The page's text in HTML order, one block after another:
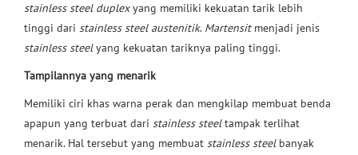
stainless steel duplexyang memiliki kekuatan tarik lebih
tinggi dari stainless steel austenitik. Martensitmenjadi jenis
stainless steelyang kekuatan tariknya paling tinggi.
Tampilannya yang menarik
Memiliki ciri khas warna perak dan mengkilap membuat benda
apapun yang terbuat dari stainless steeltampak terlihat
menarik. Hal tersebut yang membuat stainless steelbanyak